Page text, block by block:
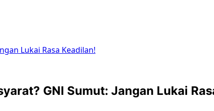
Lukai Rasa Keadilan!
GNI Sumut: Jangan Lukai